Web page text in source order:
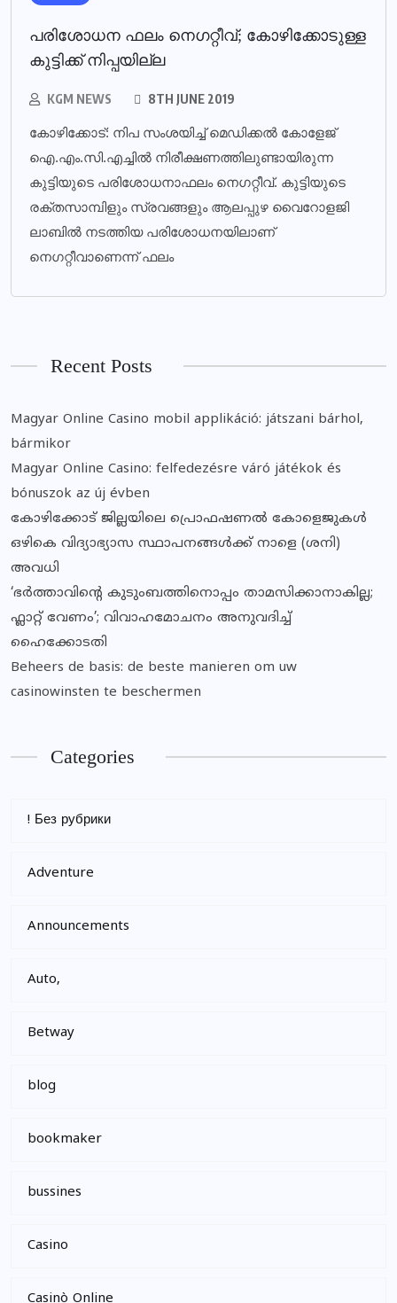
പരിശോധന ഫലം നെഗറ്റീവ്; കോഴിക്കോടുള്ള
കുട്ടിക്ക് നിപ്പയില്ല
KGM NEWS 8TH JUNE 2019
കോഴിക്കോട്: നിപ സംശയിച്ച് മെഡിക്കല്‍ കോളേജ്
ഐ.എം.സി.എച്ചില്‍ നിരീക്ഷണത്തിലുണ്ടായിരുന്ന
കുട്ടിയുടെ പരിശോധനാഫലം നെഗറ്റീവ്. കുട്ടിയുടെ
രക്തസാമ്പിളും സ്രവങ്ങളും ആലപ്പുഴ വൈറോളജി
ലാബില്‍ നടത്തിയ പരിശോധനയിലാണ്
നെഗറ്റീവാണെന്ന് ഫലം
Recent Posts
Magyar Online Casino mobil applikáció: játszani bárhol,
bármikor
Magyar Online Casino: felfedezésre váró játékok és
bónuszok az új évben
കോഴിക്കോട് ജില്ലയിലെ പ്രൊഫഷണൽ കോളെജുകൾ
ഒഴികെ വിദ്യാഭ്യാസ സ്ഥാപനങ്ങൾക്ക് നാളെ (ശനി)
അവധി
‘ഭർത്താവിന്റെ കുടുംബത്തിനൊപ്പം താമസിക്കാനാകില്ല;
ഫ്ലാറ്റ് വേണം’; വിവാഹമോചനം അനുവദിച്ച്
ഹൈക്കോടതി
Beheers de basis: de beste manieren om uw
casinowinsten te beschermen
Categories
! Без рубрики
Adventure
Announcements
Auto,
Betway
blog
bookmaker
bussines
Casino
Casinò Online